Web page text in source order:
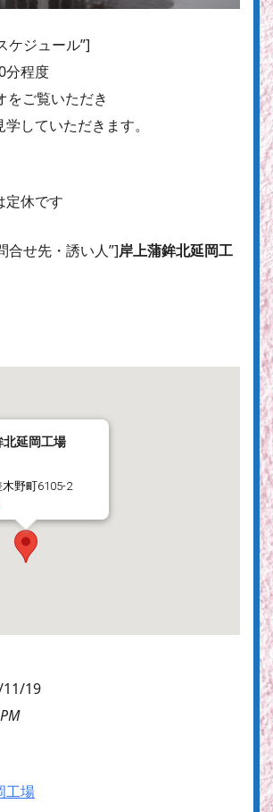
ケジュール”]
程度
をご覧いただき
していただきます。
定休です
合せ先・誘い人”]岸上蒲鉾北延岡工
北延岡工場
野町6105-2
11/19
工場